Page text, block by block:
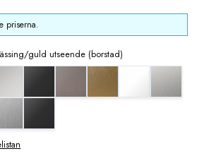
priserna.
guld utseende (borstad)
djupsvart mattgrafitmetall utseende (borstad)
guldbrons utseendemattkrom